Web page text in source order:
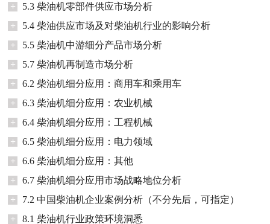
+
5.3 柴油机零部件供应市场分析
+
5.4 柴油供应市场及对柴油机行业的影响分析
+
5.5 柴油机中游细分产品市场分析
+
5.7 柴油机再制造市场分析
+
6.2 柴油机细分应用：商用车和乘用车
+
6.3 柴油机细分应用：农业机械
+
6.4 柴油机细分应用：工程机械
+
6.5 柴油机细分应用：电力领域
+
6.6 柴油机细分应用：其他
+
6.7 柴油机细分应用市场战略地位分析
+
7.2 中国柴油机企业案例分析（不分先后，可指定）
+
8.1 柴油机行业政策环境洞悉